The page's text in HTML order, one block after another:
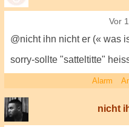
Vor
@nicht ihn nicht er (« was
sorry-sollte "satteltitte"
Alarm
nicht